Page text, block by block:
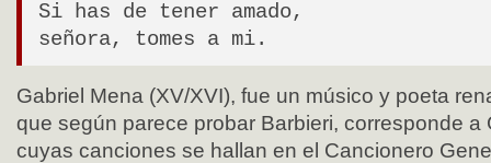
Si has de tener amado,
señora, tomes a mi.
Gabriel Mena (XV/XVI), fue un músico y poeta
que según parece probar Barbieri, corresponde a
cuyas canciones se hallan en el Cancionero